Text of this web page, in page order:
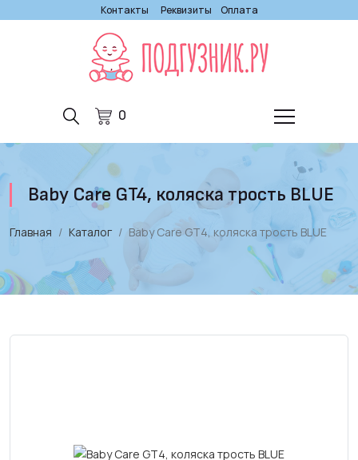
Контакты Реквизиты Оплата
0
Baby Care GT4, коляска трость BLUE
Главная Каталог Baby Care GT4, коляска трость BLUE